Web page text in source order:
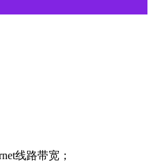
线路带宽；